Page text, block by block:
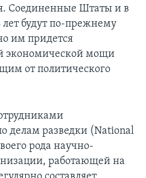
Соединенные Штаты и в
будут по-прежнему
им придется
экономической мощи
от политического
делам разведки (National
рода научно-
работающей на